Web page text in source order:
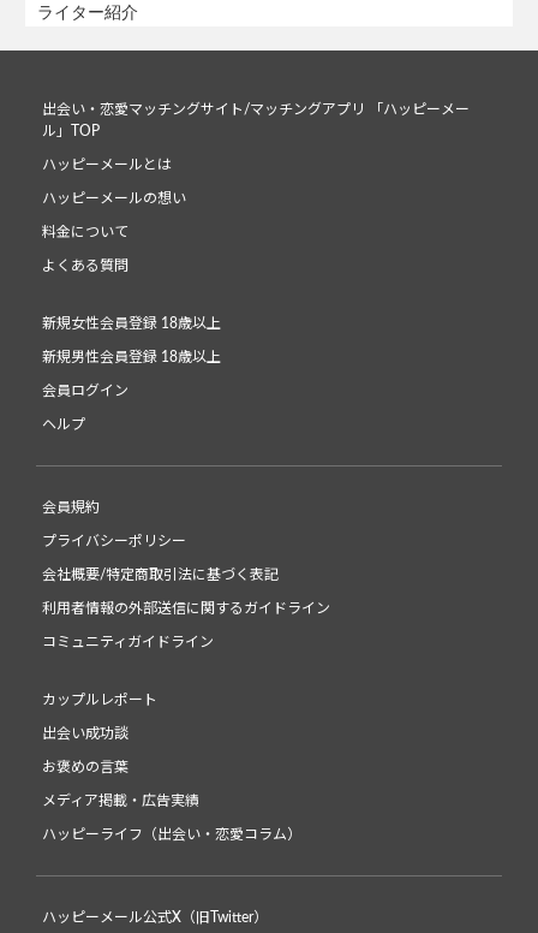
ライター紹介
出会い・恋愛マッチングサイト/マッチングアプリ 「ハッピーメー
ル」TOP
ハッピーメールとは
ハッピーメールの想い
料金について
よくある質問
新規女性会員登録 18歳以上
新規男性会員登録 18歳以上
会員ログイン
ヘルプ
会員規約
プライバシーポリシー
会社概要/特定商取引法に基づく表記
利用者情報の外部送信に関するガイドライン
コミュニティガイドライン
カップルレポート
出会い成功談
お褒めの言葉
メディア掲載・広告実績
ハッピーライフ（出会い・恋愛コラム）
ハッピーメール公式X（旧Twitter）